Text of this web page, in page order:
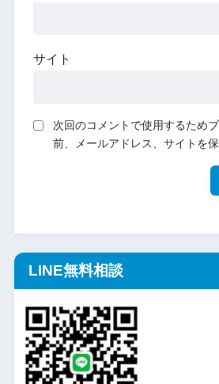
サイト
次回のコメントで使用するため
前、メールアドレス、サイトを保
LINE無料相談